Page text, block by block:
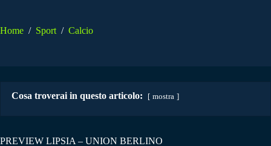
Home / Sport / Calcio
Cosa troverai in questo articolo: mostra
PREVIEW LIPSIA – UNION BERLINO